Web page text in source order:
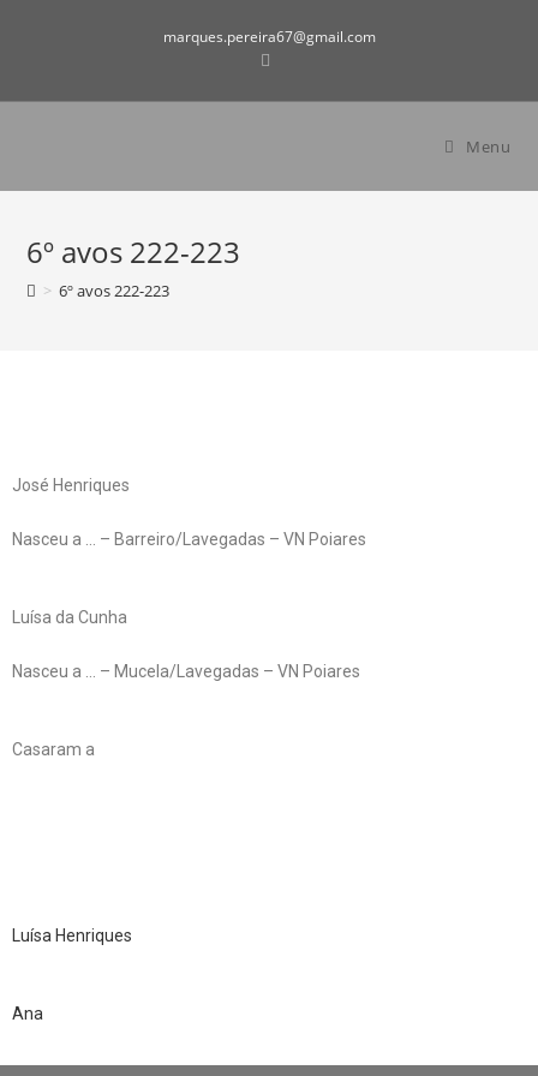
marques.pereira67@gmail.com
Menu
6º avos 222-223
> 6º avos 222-223
José Henriques
Nasceu a … – Barreiro/Lavegadas – VN Poiares
Luísa da Cunha
Nasceu a … – Mucela/Lavegadas – VN Poiares
Casaram a
Luísa Henriques
Ana